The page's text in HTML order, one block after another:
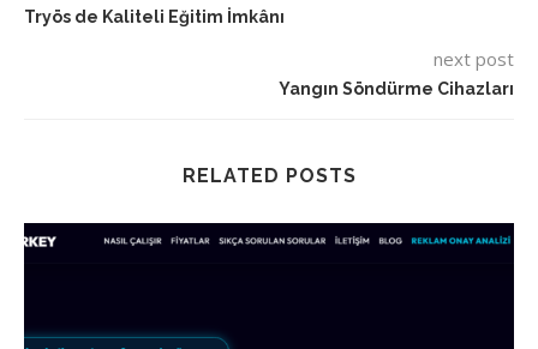
Tryös de Kaliteli Eğitim İmkânı
next post
Yangın Söndürme Cihazları
RELATED POSTS